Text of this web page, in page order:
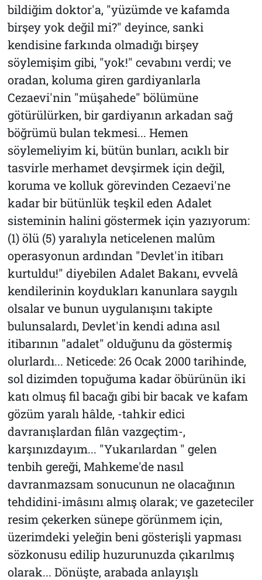
bildiğim doktor'a, "yüzümde ve kafamda
birşey yok değil mi?" deyince, sanki
kendisine farkında olmadığı birşey
söylemişim gibi, "yok!" cevabını verdi; ve
oradan, koluma giren gardiyanlarla
Cezaevi'nin "müşahede" bölümüne
götürülürken, bir gardiyanın arkadan sağ
böğrümü bulan tekmesi... Hemen
söylemeliyim ki, bütün bunları, acıklı bir
tasvirle merhamet devşirmek için değil,
koruma ve kolluk görevinden Cezaevi'ne
kadar bir bütünlük teşkil eden Adalet
sisteminin halini göstermek için yazıyorum:
(1) ölü (5) yaralıyla neticelenen malûm
operasyonun ardından "Devlet'in itibarı
kurtuldu!" diyebilen Adalet Bakanı, evvelâ
kendilerinin koydukları kanunlara saygılı
olsalar ve bunun uygulanışını takipte
bulunsalardı, Devlet'in kendi adına asıl
itibarının "adalet" olduğunu da göstermiş
olurlardı... Neticede: 26 Ocak 2000 tarihinde,
sol dizimden topuğuma kadar öbürünün iki
katı olmuş fil bacağı gibi bir bacak ve kafam
gözüm yaralı hâlde, -tahkir edici
davranışlardan filân vazgeçtim-,
karşınızdayım... "Yukarılardan " gelen
tenbih gereği, Mahkeme'de nasıl
davranmazsam sonucunun ne olacağının
tehdidini-imâsını almış olarak; ve gazeteciler
resim çekerken sünepe görünmem için,
üzerimdeki yeleğin beni gösterişli yapması
sözkonusu edilip huzurunuzda çıkarılmış
olarak... Dönüşte, arabada anlayışlı